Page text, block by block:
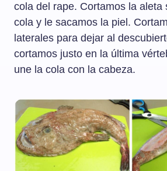
cola del rape. Cortamos la aleta
cola y le sacamos la piel.
laterales para dejar al
cortamos justo en la última
une la cola con la cabeza.